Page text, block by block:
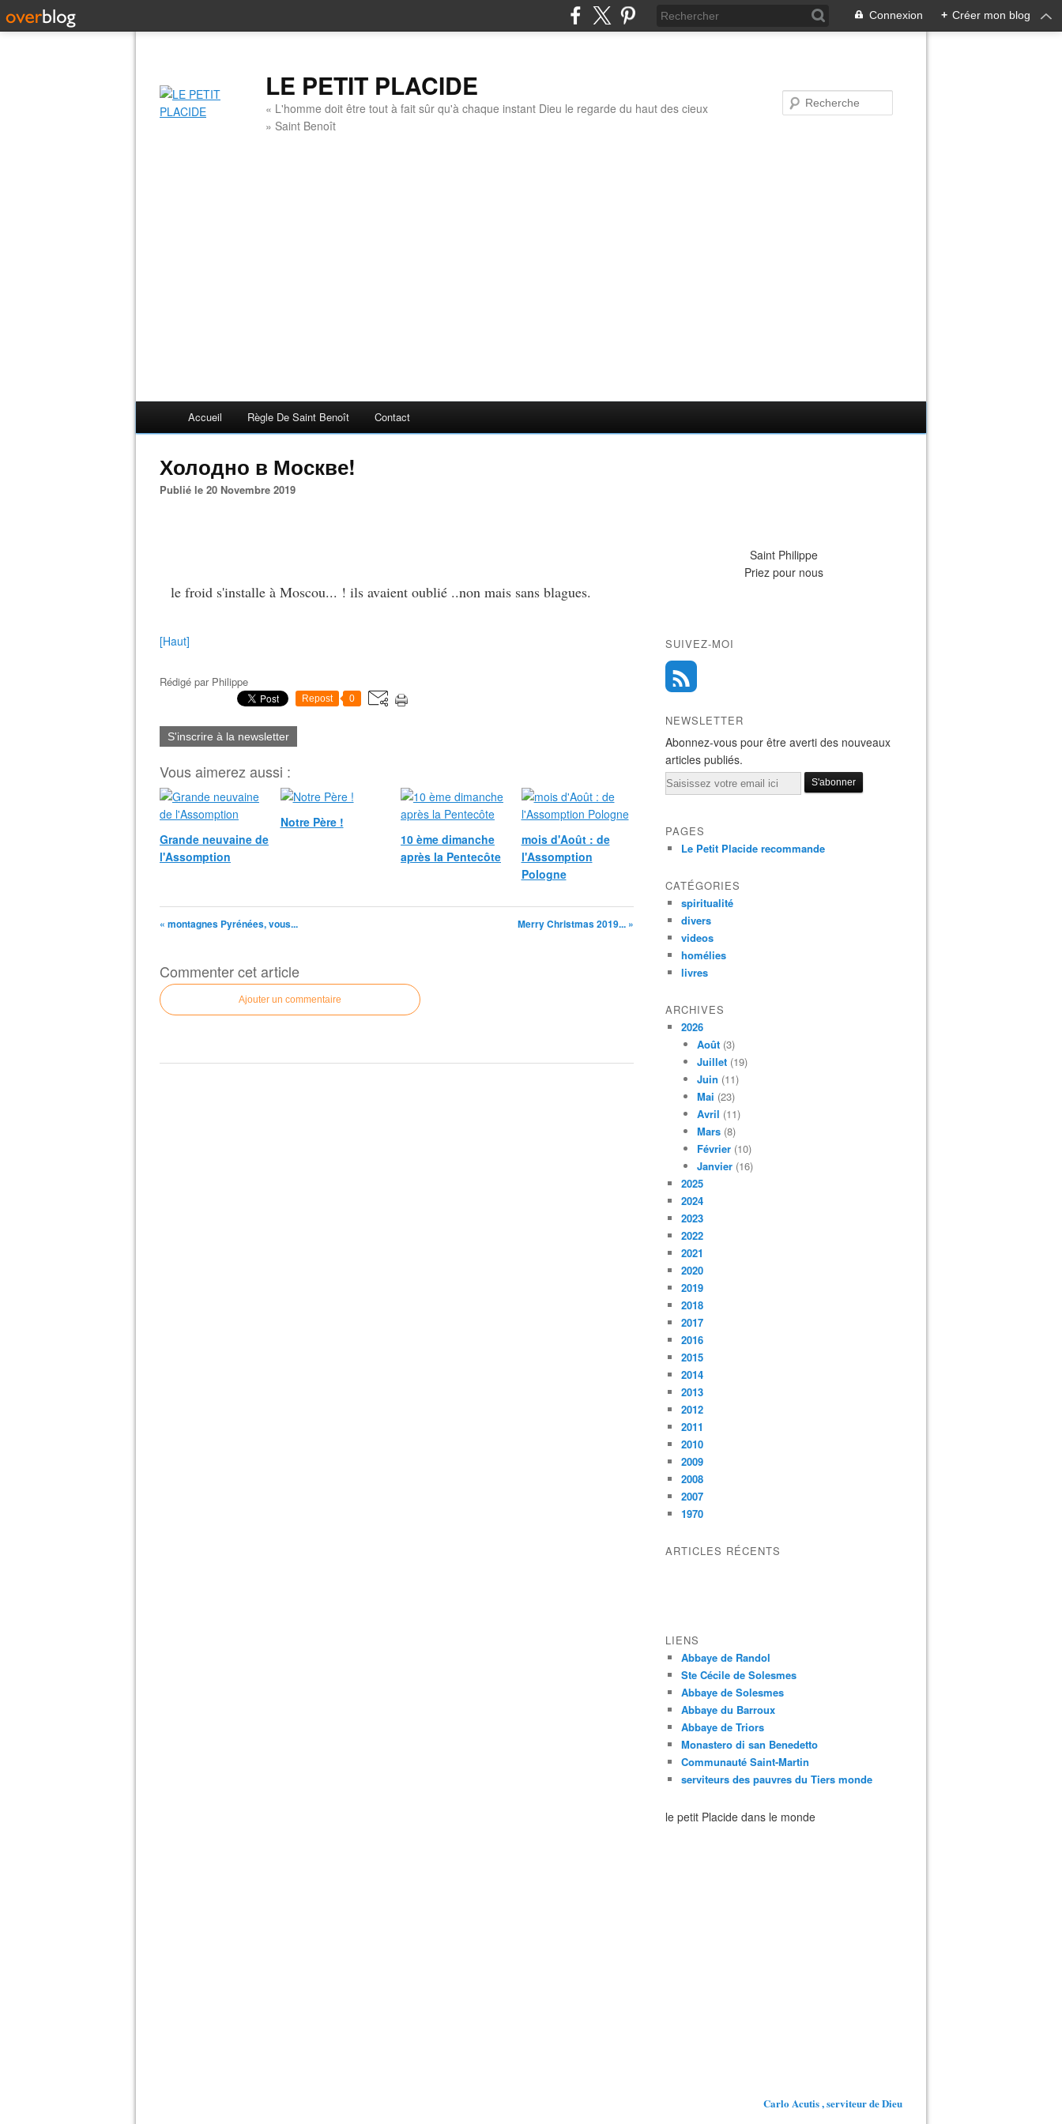
Connexion + Créer mon blog
LE PETIT PLACIDE
« L'homme doit être tout à fait sûr qu'à chaque instant Dieu le regarde du haut des cieux
» Saint Benoît
Accueil Règle De Saint Benoît Contact
Холодно в Москве!
Publié le 20 Novembre 2019
le froid s'installe à Moscou... ! ils avaient oublié ..non mais sans blagues.
[Haut]
Rédigé par Philippe
Repost 0
S'inscrire à la newsletter
Vous aimerez aussi :
Grande neuvaine de
l'Assomption
Notre Père !
10 ème dimanche
après la Pentecôte
mois d'Août : de
l'Assomption
Pologne
« montagnes Pyrénées, vous... Merry Christmas 2019... »
Commenter cet article
Ajouter un commentaire
Saint Philippe
Priez pour nous
SUIVEZ-MOI
NEWSLETTER
Abonnez-vous pour être averti des nouveaux
articles publiés.
Email
PAGES
Le Petit Placide recommande
CATÉGORIES
spiritualité
divers
videos
homélies
livres
ARCHIVES
2026
Août (3)
Juillet (19)
Juin (11)
Mai (23)
Avril (11)
Mars (8)
Février (10)
Janvier (16)
2025
2024
2023
2022
2021
2020
2019
2018
2017
2016
2015
2014
2013
2012
2011
2010
2009
2008
2007
1970
ARTICLES RÉCENTS
LIENS
Abbaye de Randol
Ste Cécile de Solesmes
Abbaye de Solesmes
Abbaye du Barroux
Abbaye de Triors
Monastero di san Benedetto
Communauté Saint-Martin
serviteurs des pauvres du Tiers monde
le petit Placide dans le monde
Carlo Acutis , serviteur de Dieu